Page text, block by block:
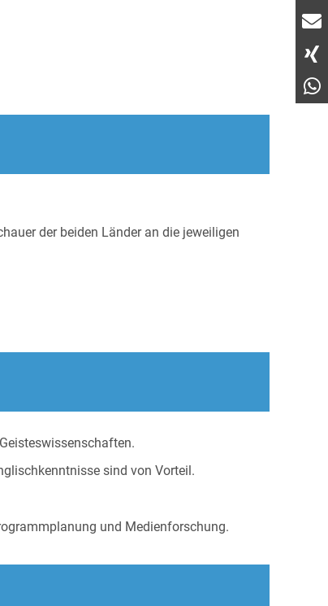
der beiden Länder an die jeweiligen
sind von Vorteil.
und Medienforschung.